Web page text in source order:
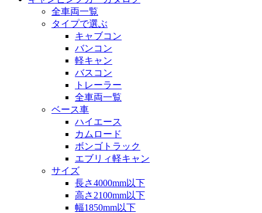
全車両一覧
タイプで選ぶ
キャブコン
バンコン
軽キャン
バスコン
トレーラー
全車両一覧
ベース車
ハイエース
カムロード
ボンゴトラック
エブリィ軽キャン
サイズ
長さ4000mm以下
高さ2100mm以下
幅1850mm以下